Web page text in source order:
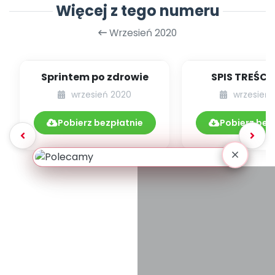
Więcej z tego numeru
Wrzesień 2020
Sprintem po zdrowie
wrzesień 2020
Pobierz bezpłatnie
SPIS TREŚCI
9.228/
wrzesień
Pobierz